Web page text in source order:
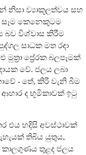
නිසා ව්‍යාකූලත්වය සහ
සෑම කෙනෙකුටම
බව විශ්වාස කිරීම
සාධක මත රඳා
ප්‍රේරක බලපෑමක්
වේ. ජලය ලබා
- තේ, කිරි වැනි බීම
ද භූමිකාවක් ඉටු
එය හදිසි අවස්ථාවක්
තිබිය යුතුය,
කාලගුණය තුළද ජලය